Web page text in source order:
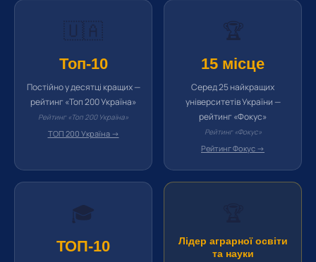
🇺🇦
Топ-10
Постійно у десятці кращих —
рейтинг «Топ 200 Україна»
Рейтинг «Топ 200 Україна»
ТОП 200 Україна →
🏆
15 місце
Серед 25 найкращих
університетів України —
рейтинг «Фокус»
Рейтинг «Фокус»
Рейтинг Фокус →
🎓
ТОП-10
Лідер аграрної освіти
та науки